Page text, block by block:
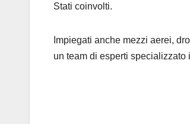
Stati coinvolti.
Impiegati anche mezzi aerei,
un team di esperti